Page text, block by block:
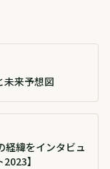
未来予想図
経緯をインタビュ
】